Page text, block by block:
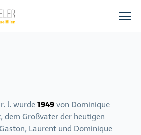
l. wurde1949von Dominique
dem Großvater der heutigen
Laurent und Dominique